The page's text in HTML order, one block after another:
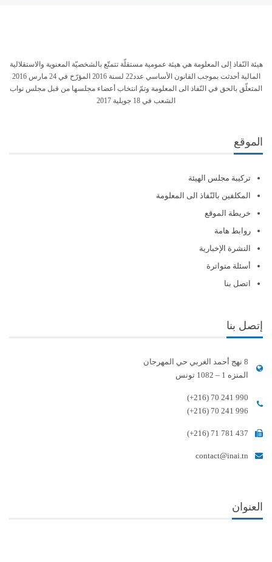
هيئة النّفاذ إلى المعلومة هي هيئة عمومية مستقلّة تتمتّع بالشخصيّة المعنوية والاستقلالية
المالية أحدثت بموجب القانون الأساسي عدد22 لسنة 2016 المؤرّخ في 24 مارس 2016
المتعلّق بالحق في النّفاذ الى المعلومة وتمّ انتخاب أعضاء مجلسها من قبل مجلس نواب
الشعب في 18 جويلية 2017
الموقع
تركيبة مجلس الهيئة
المكلفين بالنّفاذ الى المعلومة
خريطة الموقع
روابط هامة
النشرة الإخبارية
أسئلة متواترة
اتصل بنا
إتصل بنا
8 نهج أحمد الغربي حي المهرجان
المنزه 1 – 1082 تونس
(+216) 70 241 990
(+216) 70 241 996
(+216) 71 781 437
contact@inai.tn
العنوان